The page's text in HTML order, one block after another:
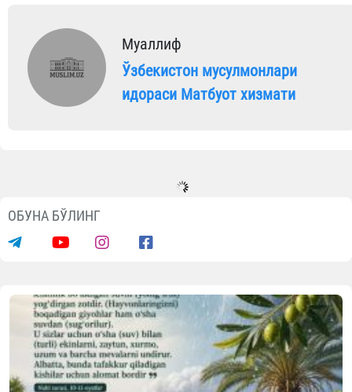
Муаллиф
Ўзбекистон мусулмонлари
идораси Матбуот хизмати
ОБУНА БЎЛИНГ